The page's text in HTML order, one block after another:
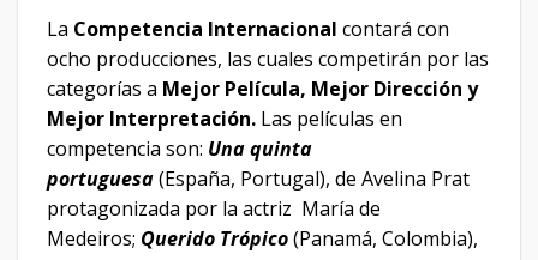
La Competencia Internacional contará con
ocho producciones, las cuales competirán por las
categorías a Mejor Película, Mejor Dirección y
Mejor Interpretación. Las películas en
competencia son: Una quinta
portuguesa(España, Portugal), de Avelina Prat
protagonizada por la actriz María de
Medeiros; Querido Trópico(Panamá, Colombia),